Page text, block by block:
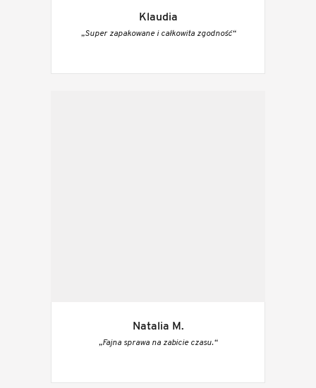
Klaudia
„Super zapakowane i całkowita zgodność“
Natalia M.
„Fajna sprawa na zabicie czasu.“